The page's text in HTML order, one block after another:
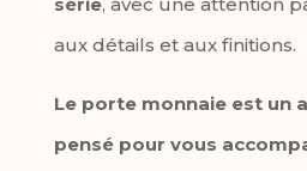
aux détails et aux finitions.
Le porte monnaie est un
pensé pour vous